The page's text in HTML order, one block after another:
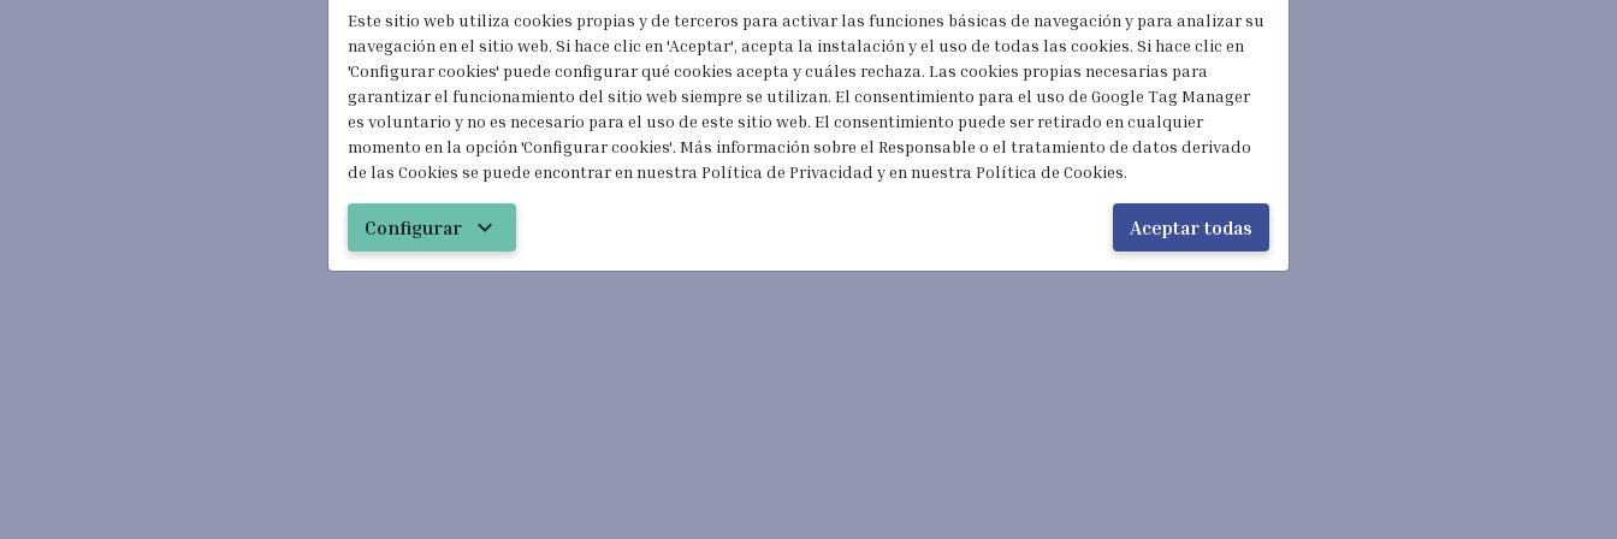
Este sitio web utiliza cookies propias y de terceros para activar las funciones básicas de navegación y para analizar su
navegación en el sitio web. Si hace clic en 'Aceptar', acepta la instalación y el uso de todas las cookies. Si hace clic en
'Configurar cookies' puede configurar qué cookies acepta y cuáles rechaza. Las cookies propias necesarias para
garantizar el funcionamiento del sitio web siempre se utilizan. El consentimiento para el uso de Google Tag Manager
es voluntario y no es necesario para el uso de este sitio web. El consentimiento puede ser retirado en cualquier
momento en la opción 'Configurar cookies'. Más información sobre el Responsable o el tratamiento de datos derivado
de las Cookies se puede encontrar en nuestra Política de Privacidad y en nuestra Política de Cookies.
Configurar expand_more Aceptar todas